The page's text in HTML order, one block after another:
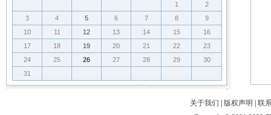
1
2
3
4 5 6 7 8
9
10
11 12 13 14 15
16
17
18 19 20 21 22
23
24
25 26 27 28 29
30
31
关于我们 版权声明
联